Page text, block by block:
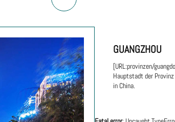
GUANGZHOU
[URL:provinzen/
Hauptstadt der
in China.